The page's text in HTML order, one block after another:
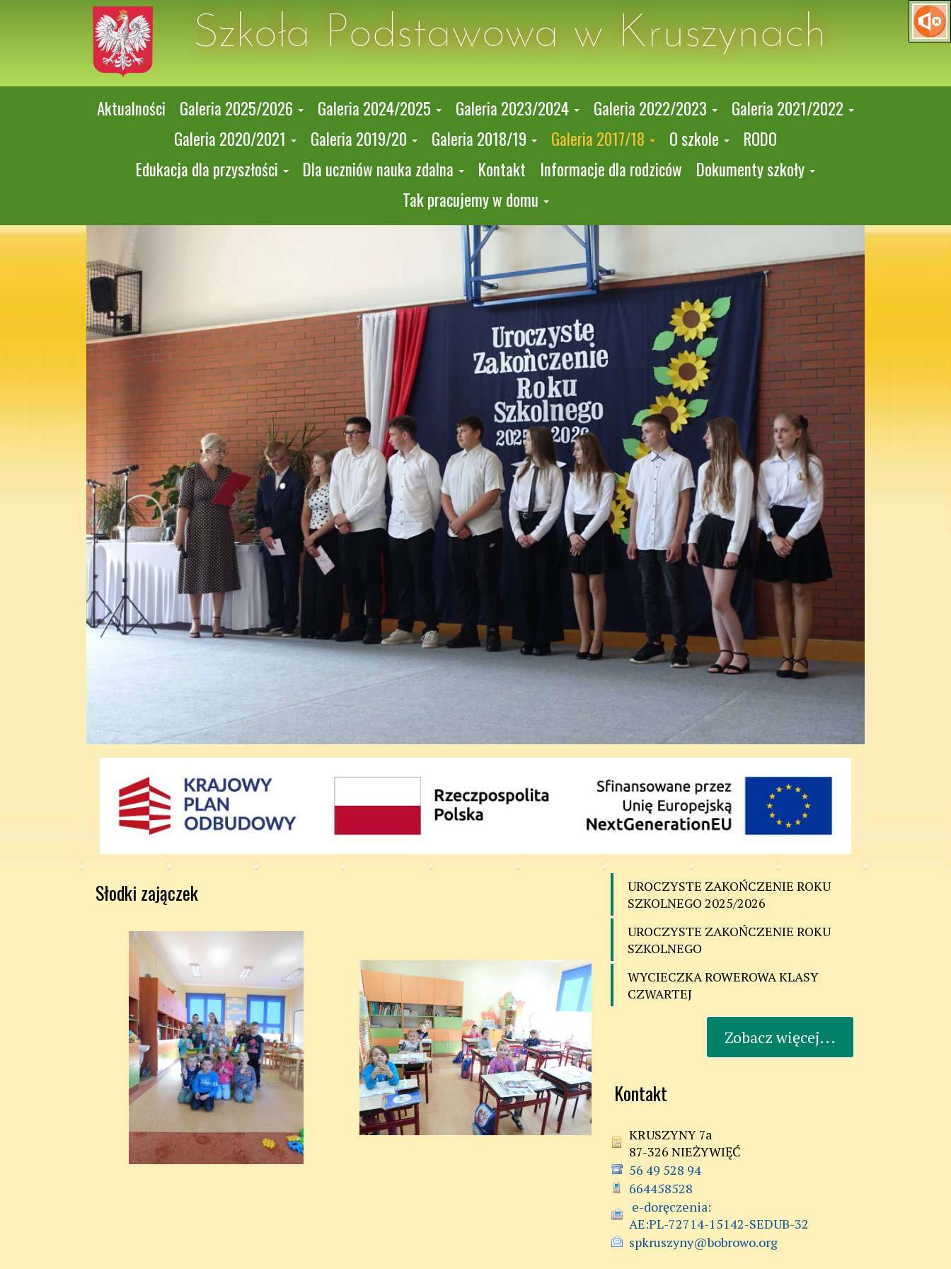
Szkoła Podstawowa w Kruszynach
Aktualności Galeria 2025/2026 Galeria 2024/2025 Galeria 2023/2024 Galeria 2022/2023
Galeria 2021/2022
Galeria 2020/2021
Galeria 2019/20 Galeria 2018/19 Galeria 2017/18 O szkole
RODO
Edukacja dla przyszłości
Dla uczniów nauka zdalna Kontakt Informacje dla rodziców
Dokumenty szkoły
Tak pracujemy w domu
Słodki zajączek
UROCZYSTE ZAKOŃCZENIE ROKU
SZKOLNEGO 2025/2026
UROCZYSTE ZAKOŃCZENIE ROKU
SZKOLNEGO
WYCIECZKA ROWEROWA KLASY
CZWARTEJ
Zobacz więcej...
Kontakt
KRUSZYNY 7a
87-326 NIEŻYWIĘĆ
56 49 528 94
664458528
AE:PL-72714-15142-SEDUB-32
spkruszyny@bobrowo.org